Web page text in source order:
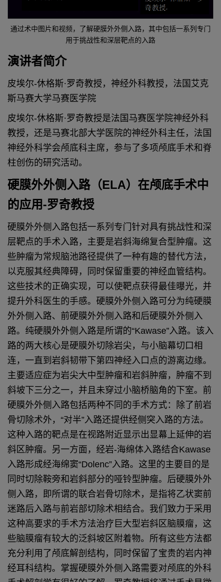
通过术中图片和视频，了解硬膜外外侧入路，其中包括一系列专门
用于挑战性和深层靶点的入路
演讲者简介
皮埃尔-休格斯·罗奇教授，神经外科教授，法国艾克
斯马赛大学马赛医学院
皮埃尔-休格斯·罗奇教授是法国马赛医学院神经外科
教授，还是马赛北部大学医院的神经外科主任，法国
神经外科学会颅底科主席，参与了多项颅底手术和脊
柱创伤的研究活动。
硬膜外外侧入路（ELA）在颅底手术中
的应用-罗奇教授
硬膜外外侧入路包括一系列专门针对具有挑战性和深
层靶点的手术入路，主要是岩斜海绵复合型肿瘤。这
些肿瘤为常规脑池路径提供了一种有趣的替代方法，
以克服其经典障碍，同时保留重要的神经血管结构。
这些技术的正确实现，可以使靶点获得最佳曝光，并
提升外科医生的手感。 硬膜外外侧入路可分为纯硬膜
外外侧入路、前硬膜外外侧入路和后硬膜外外侧入
路。 纯硬膜外外侧入路是所谓的“Kawase”入路。该入
路的两大核心是硬膜外切除岩尖，与小脑幕切口相
连，一直到岩斜韧带下第四神经入口点的游离边缘。
主要适应症为岩尖大中型肿瘤和岩斜肿瘤，肿瘤不到
斜坡下三分之一，并且未穿过小脑桥脑角的下室。 前
硬膜外外侧入路包括两种不同的手术方式：除了前岩
骨切除术外，“对半”入路还提供经侧突入路的方法。
这种入路的靶点是在视路附近显示出显幕上延伸的岩
斜区肿瘤。另一方面，经岩-海绵体入路结合Kawase
入路形成经海绵窦“Dolenc”入路。这里的主要目的是
同时切除鞍旁和岩斜部分的哑铃型肿瘤。 后硬膜外外
侧入路，即所谓的联合岩骨切除术，是指将乙状窦前
迷路后入路与前岩部切除术相结合。我们致力于采用
这种高要求的手术方法治疗巨大型岩斜区脑膜瘤，这
些脑膜瘤有较大的泛斜坡区附着物。 所有这些方法都
充分利用了颅底解剖结构，同时保留了宝贵的岩内神
经耳科结构。掌握硬膜外外侧入路需要对颅底的外科